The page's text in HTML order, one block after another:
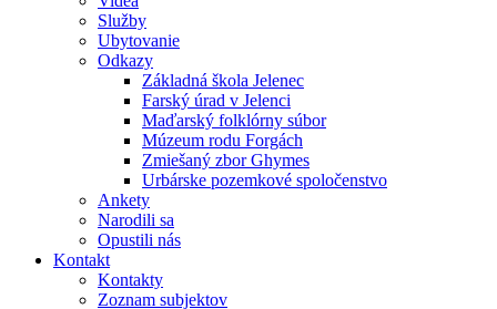
Služby
Ubytovanie
Odkazy
Základná škola Jelenec
Farský úrad v Jelenci
Maďarský folklórny súbor
Múzeum rodu Forgách
Zmiešaný zbor Ghymes
Urbárske pozemkové spoločenstvo
Ankety
Narodili sa
Opustili nás
Kontakt
Kontakty
Zoznam subjektov